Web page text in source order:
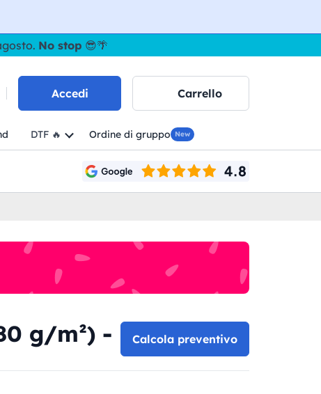
No stop 😎🌴
Accedi Carrello
DTF 🔥 Ordine di gruppo New
g/m²) -
Calcola preventivo